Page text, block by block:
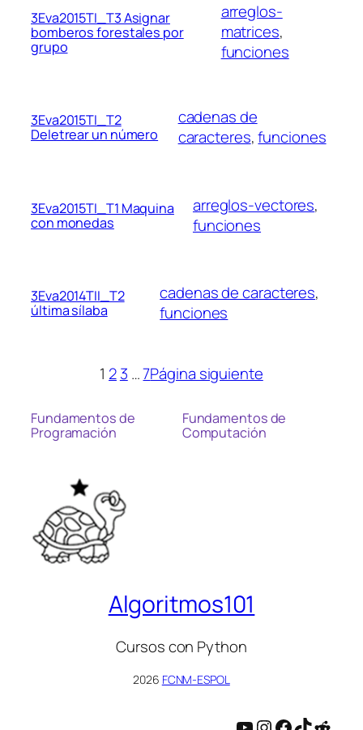
3Eva2015TI_T3 Asignar
bomberos forestales por
grupo
arreglos-
matrices
funciones
3Eva2015TI_T2
Deletrear un número
cadenas de
caracteres, funciones
3Eva2015TI_T1 Maquina
con monedas
arreglos-vectores
funciones
3Eva2014TII_T2
última sílaba
cadenas de caracteres
funciones
1 23 …7Página siguiente
Fundamentos de
Programación
Fundamentos de
Computación
Algoritmos101
Cursos con Python
2026 FCNM-ESPOL